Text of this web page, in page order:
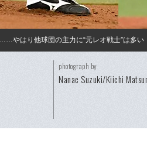
やはり他球団の主力に“元レオ戦士”は多い
photograph by
Nanae Suzuki/Kiichi